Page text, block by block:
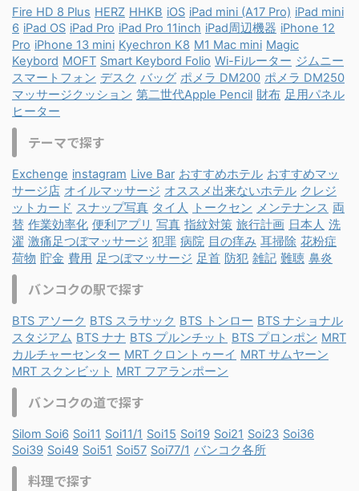
Fire HD 8 Plus HERZ HHKB iOS iPad mini (A17 Pro) iPad mini
6 iPad OS iPad Pro iPad Pro 11inch iPad周辺機器 iPhone 12
Pro iPhone 13 mini Kyechron K8 M1 Mac mini Magic
Keybord MOFT Smart Keybord Folio Wi-Fiルーター ジムニー
スマートフォン デスク バッグ ポメラ DM200 ポメラ DM250
マッサージクッション 第二世代Apple Pencil 財布 足用パネル
ヒーター
テーマで探す
Exchenge instagram Live Bar おすすめホテル おすすめマッ
サージ店 オイルマッサージ オススメ出来ないホテル クレジ
ットカード スナップ写真 タイ人 トークセン メンテナンス 両
替 作業効率化 便利アプリ 写真 指紋対策 旅行計画 日本人 洗
濯 激痛足つぼマッサージ 犯罪 病院 目の痒み 耳掃除 花粉症
荷物 貯金 費用 足つぼマッサージ 足首 防犯 雑記 難聴 鼻炎
バンコクの駅で探す
BTS アソーク BTS スラサック BTS トンロー BTS ナショナル
スタジアム BTS ナナ BTS プルンチット BTS プロンポン MRT
カルチャーセンター MRT クロントゥーイ MRT サムヤーン
MRT スクンビット MRT フアランポーン
バンコクの道で探す
Silom Soi6 Soi11 Soi11/1 Soi15 Soi19 Soi21 Soi23 Soi36
Soi39 Soi49 Soi51 Soi57 Soi77/1 バンコク各所
料理で探す